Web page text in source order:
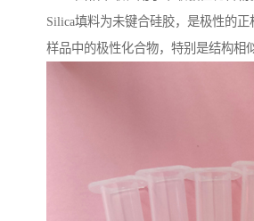
Silica填料为未键合硅胶，是极性的
样品中的极性化合物，特别是结构相